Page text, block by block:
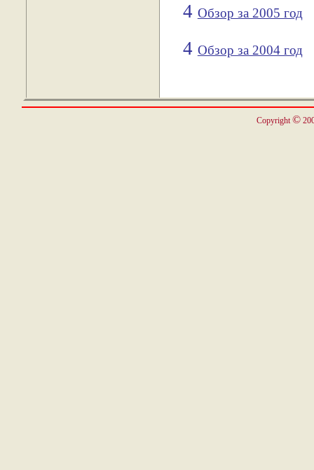
4 Обзор за 2005 год
4 Обзор за 2004 год
Copyright ©